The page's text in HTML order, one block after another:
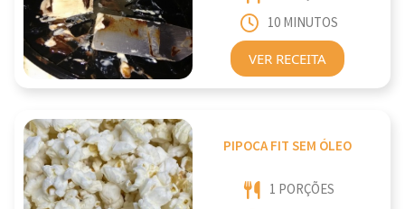
10 MINUTOS
VER RECEITA
PIPOCA FIT SEM ÓLEO
1 PORÇÕES